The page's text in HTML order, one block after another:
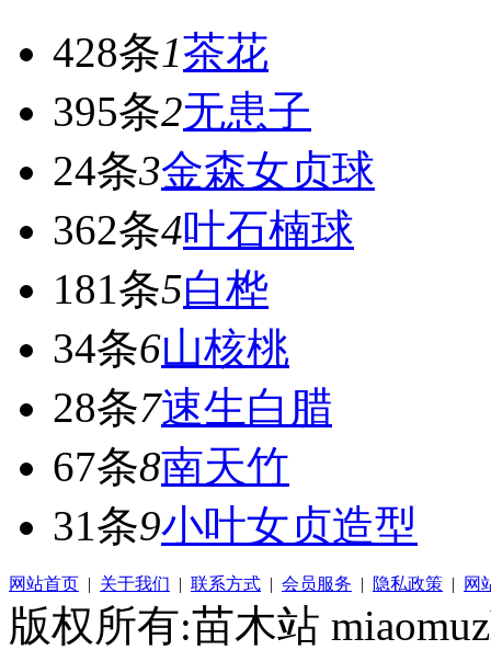
428条1茶花
395条2无患子
24条3金森女贞球
362条4叶石楠球
181条5白桦
34条6山核桃
28条7速生白腊
67条8南天竹
31条9小叶女贞造型
网站首页 | 关于我们 | 联系方式 | 会员服务 | 隐私政策 | 网
版权所有:苗木站